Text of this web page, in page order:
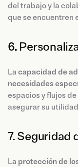
del trabajo y la
que se encuentren
6.
La capacidad de
necesidades
espacios y flujos
asegurar su
7. Seguridad
La protección de